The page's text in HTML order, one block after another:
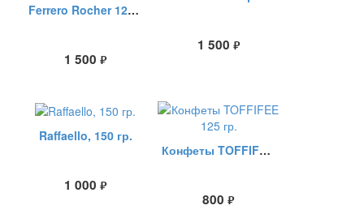
Ferrero Rocher 125 гр.
1 500 руб.
1 500 руб.
Raffaello, 150 гр.
1 000 руб.
Конфеты TOFFIFEE 125 гр.
800 руб.